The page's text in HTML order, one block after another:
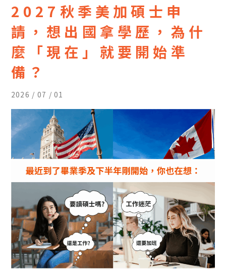
2027秋季美加碩士申
請，想出國拿學歷，為什
麼「現在」就要開始準
備？
2026 / 07 / 01